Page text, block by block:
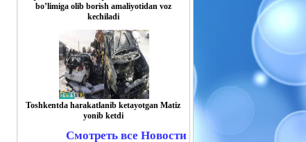
boʼlimiga olib borish amaliyotidan voz
kechiladi
Toshkentda harakatlanib ketayotgan Matiz
yonib ketdi
Смотреть все Новости